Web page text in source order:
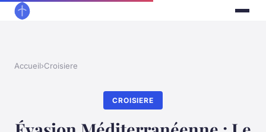
Accueil›Croisiere
CROISIERE